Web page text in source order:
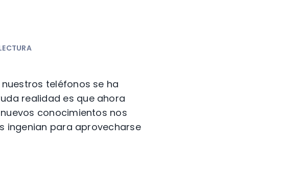
teléfonos se ha
realidad es que ahora
conocimientos nos
ingenian para aprovecharse